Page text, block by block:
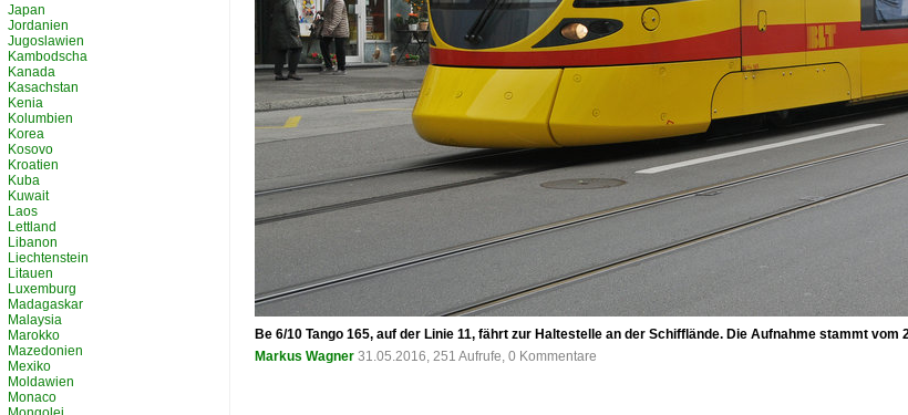
Be 6/10 Tango 165, auf der Linie 11, fährt zur Haltestelle an der Schifflände. Die Aufnahme stammt vom
Markus Wagner 31.05.2016, 251 Aufrufe, 0 Kommentare
Japan
Jordanien
Jugoslawien
Kambodscha
Kanada
Kasachstan
Kenia
Kolumbien
Korea
Kosovo
Kroatien
Kuba
Kuwait
Laos
Lettland
Libanon
Liechtenstein
Litauen
Luxemburg
Madagaskar
Malaysia
Marokko
Mazedonien
Mexiko
Moldawien
Monaco